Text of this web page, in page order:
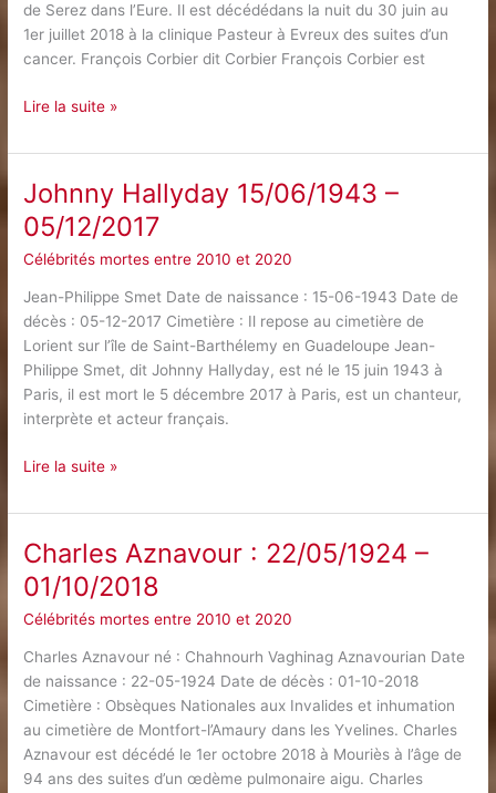
de Serez dans l’Eure. Il est décédédans la nuit du 30 juin au
1er juillet 2018 à la clinique Pasteur à Evreux des suites d’un
cancer. François Corbier dit Corbier François Corbier est
François
:
–
01/07/2018
Lire la suite »
Johnny Hallyday 15/06/1943 –
05/12/2017
Célébrités mortes entre 2010 et 2020
Jean-Philippe Smet Date de naissance : 15-06-1943 Date de
décès : 05-12-2017 Cimetière : Il repose au cimetière de
Lorient sur l’île de Saint-Barthélemy en Guadeloupe Jean-
Philippe Smet, dit Johnny Hallyday, est né le 15 juin 1943 à
Paris, il est mort le 5 décembre 2017 à Paris, est un chanteur,
interprète et acteur français.
Johnny
15/06/1943
05/12/2017
Lire la suite »
Charles Aznavour : 22/05/1924 –
01/10/2018
Célébrités mortes entre 2010 et 2020
Charles Aznavour né : Chahnourh Vaghinag Aznavourian Date
de naissance : 22-05-1924 Date de décès : 01-10-2018
Cimetière : Obsèques Nationales aux Invalides et inhumation
au cimetière de Montfort-l’Amaury dans les Yvelines. Charles
Aznavour est décédé le 1er octobre 2018 à Mouriès à l’âge de
94 ans des suites d’un œdème pulmonaire aigu. Charles